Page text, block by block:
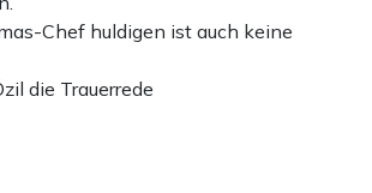
Chef huldigen ist auch keine
die Trauerrede